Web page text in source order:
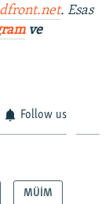
. Esas
ve
Follow us
MÜİM